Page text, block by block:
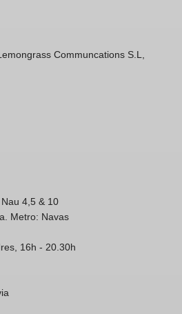
Communcations S.L,
4,5 & 10
Metro: Navas
16h - 20.30h